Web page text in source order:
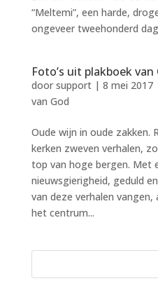
“Meltemi”, een harde,
ongeveer tweehonderd
Foto’s uit plakboek van
door support| 8 mei 2017
van God
Oude wijn in oude zakken.
kerken zweven verhalen,
top van hoge bergen. Met
nieuwsgierigheid, geduld
van deze verhalen
het centrum...